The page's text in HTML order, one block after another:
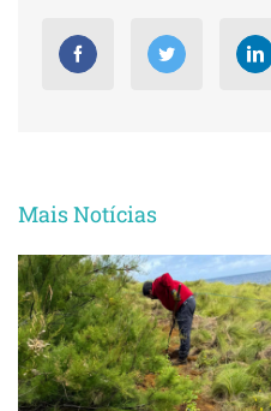
Mais Notícias